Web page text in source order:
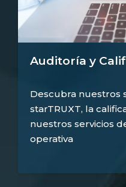
Auditoría y
Descubra nuestros
starTRUXT, la
nuestros servicios
operativa